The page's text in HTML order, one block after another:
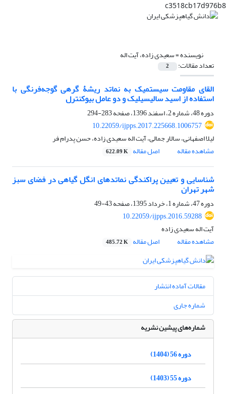
c3518cb17d976b8
نویسنده =سعیدی زاده، آیت اله
تعداد مقالات: 2
القای مقاومت سیستمیک به نماتد ریشۀ ‌گرهی گوجه‌فرنگی با
استفاده از اسید سالیسیلیک و دو عامل بیوکنترل
دوره 48، شماره 2، اسفند 1396، صفحه
283-294
10.22059/ijpps.2017.225668.1006757
لیلا اصفهانی، سالار جمالی، آیت اله سعیدی زاده، حسن پدرام فر
مشاهده مقاله
اصل مقاله 622.09 K
شناسایی و تعیین پراکندگی نماتدهای انگل گیاهی در فضای سبز
شهر تهران
دوره 47، شماره 1، خرداد 1395، صفحه
43-49
10.22059/ijpps.2016.59288
آیت اله سعیدی زاده
مشاهده مقاله
اصل مقاله 485.72 K
مقالات آماده انتشار
شماره جاری
شماره‌های پیشین نشریه
دوره 56 (1404)
دوره 55 (1403)